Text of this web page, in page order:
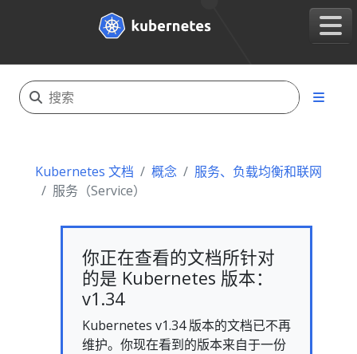
Kubernetes 文档 概念
服务、负载均衡和联网
服务（Service）
你正在查看的文档所针对
的是 Kubernetes 版本：
v1.34
Kubernetes v1.34 版本的文档已不再
维护。你现在看到的版本来自于一份